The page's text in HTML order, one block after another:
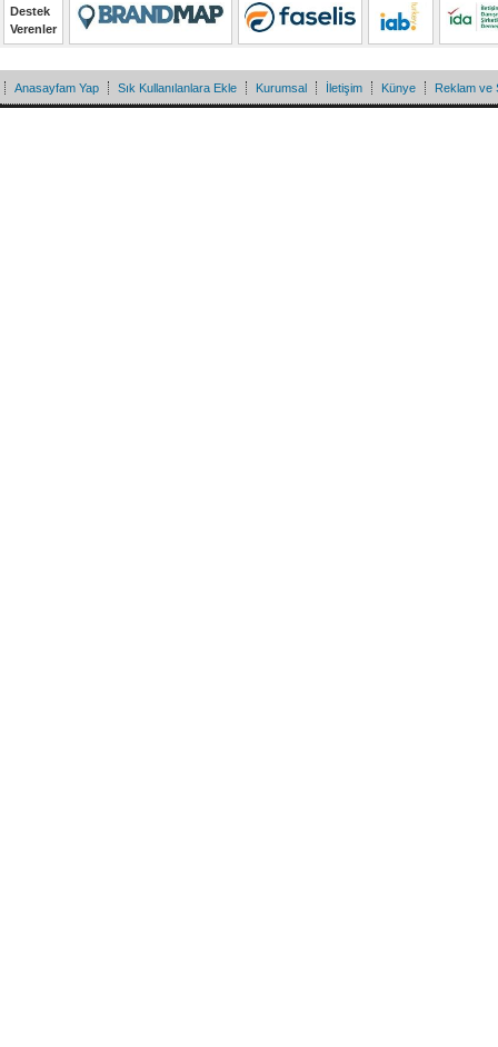
Destek
Verenler
Anasayfam Yap Sık Kullanılanlara Ekle Kurumsal İletişim Künye Reklam ve